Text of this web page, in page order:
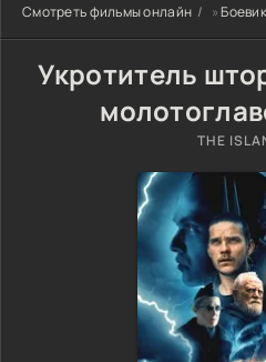
Смотреть фильмы онлайн »
Укротитель
THE